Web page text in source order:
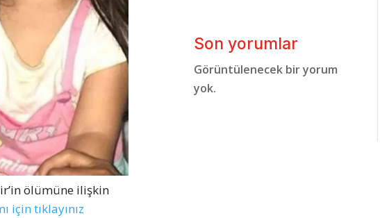
ölümüne ilişkin
için tıklayınız
Son yorumlar
Görüntülenecek bir yorum
yok.